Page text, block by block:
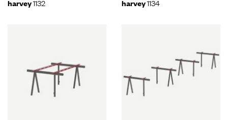
harvey1132 harvey1134